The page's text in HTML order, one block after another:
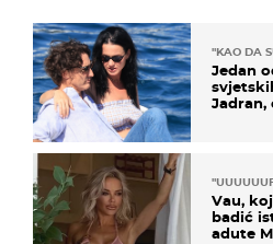
"KAO DA
Jedan
Jadran,
Vau,
badić
adute